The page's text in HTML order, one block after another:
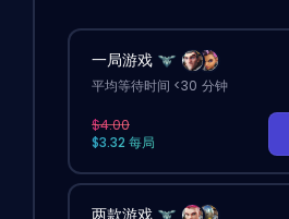
一局游戏
平均等待时间 <30 分钟
$4.00
$3.32 每局